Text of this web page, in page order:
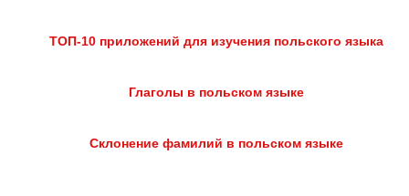
ТОП-10 приложений для изучения польского языка
Глаголы в польском языке
Склонение фамилий в польском языке